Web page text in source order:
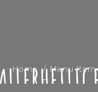
Home Menu Item